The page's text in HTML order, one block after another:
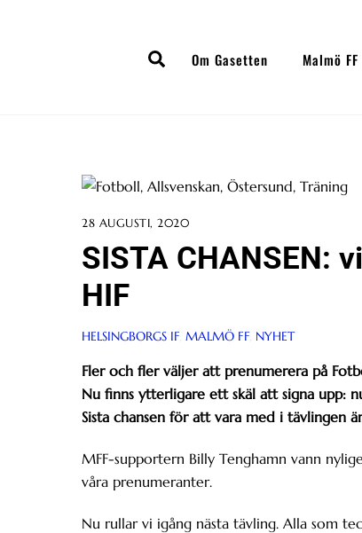
SearchOm Gasetten Malmö FF
28 AUGUSTI, 2020
SISTA CHANSEN:
HIF
HELSINGBORGS IF, MALMÖ FF, NYHET
Fler och fler väljer att prenumerera på
Nu finns ytterligare ett skäl att signa upp:
Sista chansen för att vara med i tävlingen
MFF-supportern Billy Tenghamn vann
våra prenumeranter.
Nu rullar vi igång nästa tävling. Alla som